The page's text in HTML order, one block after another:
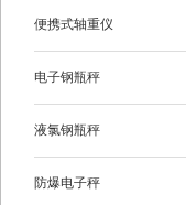
便携式轴重仪
电子钢瓶秤
液氯钢瓶秤
防爆电子秤